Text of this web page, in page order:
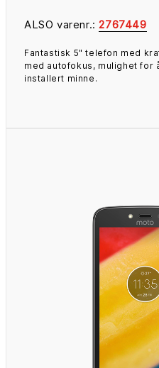
ALSO varenr.:2767449
Fantastisk 5" telefon med
med autofokus, mulighet for
installert minne.